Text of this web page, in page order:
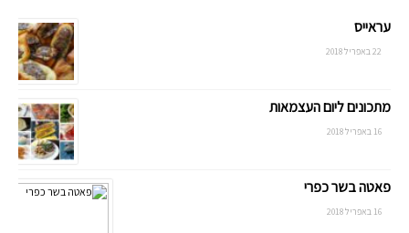
עראייס
22 באפריל 2018
מתכונים ליום העצמאות
16 באפריל 2018
פאטה בשר כפרי
16 באפריל 2018